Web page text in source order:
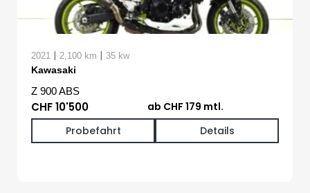
2021 | 2,100 km | 35 kw
Kawasaki
Z 900 ABS
CHF 10'500
ab CHF 179 mtl.
Probefahrt
Details